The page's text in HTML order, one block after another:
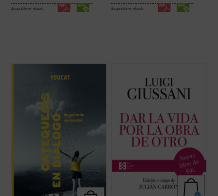
disponible en ebook: disponible en ebook:
es el manual para todo el que
profunda en la gente joven. Una
introducción general a la catequesis
moderna, pero ...(ver ficha)
2004) es el sexto y último volumen
dedicado a las intervenciones de don Luigi
Giussani en los Ejercicios espirituales de la
Fraternidad de Comunión y Liberación. En